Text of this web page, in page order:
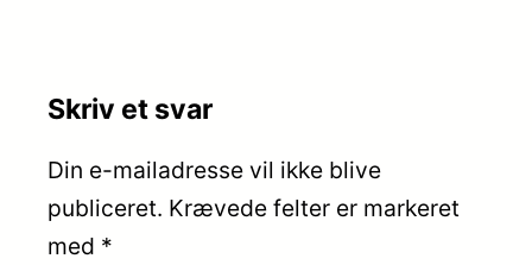
Skriv et svar
Din e-mailadresse vil ikke blive
publiceret. Krævede felter er markeret
med *